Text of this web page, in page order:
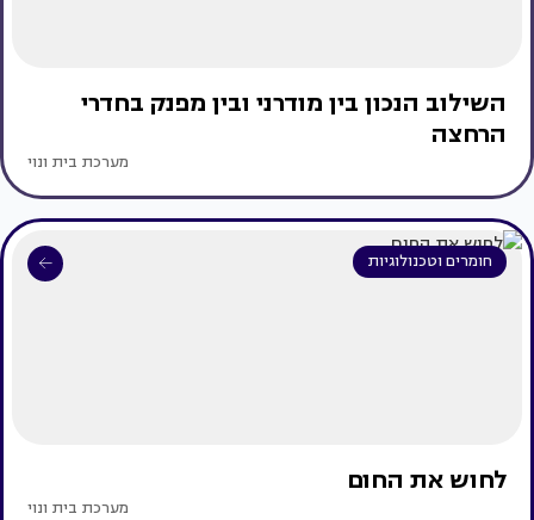
השילוב הנכון בין מודרני ובין מפנק בחדרי
הרחצה
מערכת בית ונוי
חומרים וטכנולוגיות
לחוש את החום
מערכת בית ונוי